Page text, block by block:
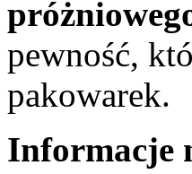
pewność,
pakowarek.
Informacje